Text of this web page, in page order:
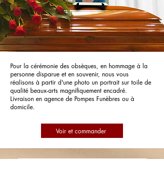
Pour la cérémonie des obsèques, en hommage à la
personne disparue et en souvenir, nous vous
réalisons à partir d'une photo un portrait sur toile de
qualité beaux-arts magnifiquement encadré.
Livraison en agence de Pompes Funèbres ou à
domicile.
Voir et commander